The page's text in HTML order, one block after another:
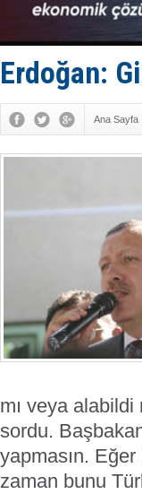
Erdoğan:
Ana Sayfa
mı veya
sordu.
yapmasın.
zaman bunu